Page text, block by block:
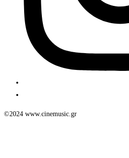
©2024 www.cinemusic.gr